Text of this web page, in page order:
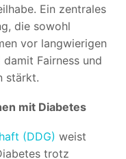
Ein zentrales
die sowohl
vor langwierigen
Fairness und
stärkt.
mit Diabetes
(DDG) weist
trotz